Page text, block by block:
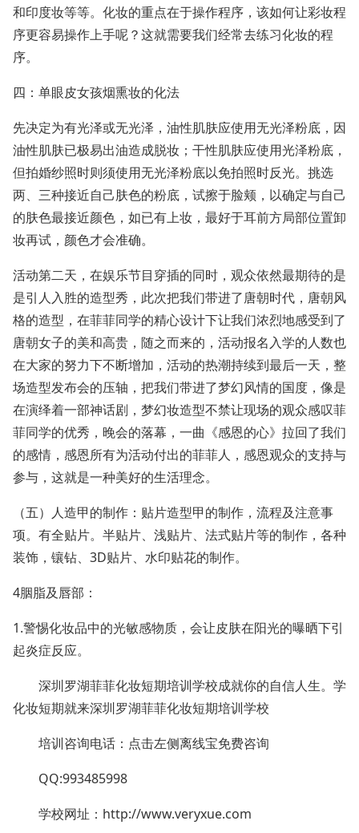
和印度妆等等。化妆的重点在于操作程序，该如何让彩妆程
序更容易操作上手呢？这就需要我们经常去练习化妆的程
序。
四：单眼皮女孩烟熏妆的化法
先决定为有光泽或无光泽，油性肌肤应使用无光泽粉底，因
油性肌肤已极易出油造成脱妆；干性肌肤应使用光泽粉底，
但拍婚纱照时则须使用无光泽粉底以免拍照时反光。挑选
两、三种接近自己肤色的粉底，试擦于脸颊，以确定与自己
的肤色最接近颜色，如已有上妆，最好于耳前方局部位置卸
妆再试，颜色才会准确。
活动第二天，在娱乐节目穿插的同时，观众依然最期待的是
是引人入胜的造型秀，此次把我们带进了唐朝时代，唐朝风
格的造型，在菲菲同学的精心设计下让我们浓烈地感受到了
唐朝女子的美和高贵，随之而来的，活动报名入学的人数也
在大家的努力下不断增加，活动的热潮持续到最后一天，整
场造型发布会的压轴，把我们带进了梦幻风情的国度，像是
在演绎着一部神话剧，梦幻妆造型不禁让现场的观众感叹菲
菲同学的优秀，晚会的落幕，一曲《感恩的心》拉回了我们
的感情，感恩所有为活动付出的菲菲人，感恩观众的支持与
参与，这就是一种美好的生活理念。
（五）人造甲的制作：贴片造型甲的制作，流程及注意事
项。有全贴片。半贴片、浅贴片、法式贴片等的制作，各种
装饰，镶钻、3D贴片、水印贴花的制作。
4胭脂及唇部：
1.警惕化妆品中的光敏感物质，会让皮肤在阳光的曝晒下引
起炎症反应。
深圳罗湖菲菲化妆短期培训学校成就你的自信人生。学
化妆短期就来深圳罗湖菲菲化妆短期培训学校
培训咨询电话：点击左侧离线宝免费咨询
QQ:993485998
学校网址： http://www.veryxue.com